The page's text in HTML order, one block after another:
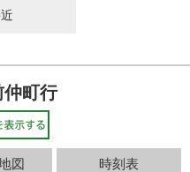
町行
図 時刻表